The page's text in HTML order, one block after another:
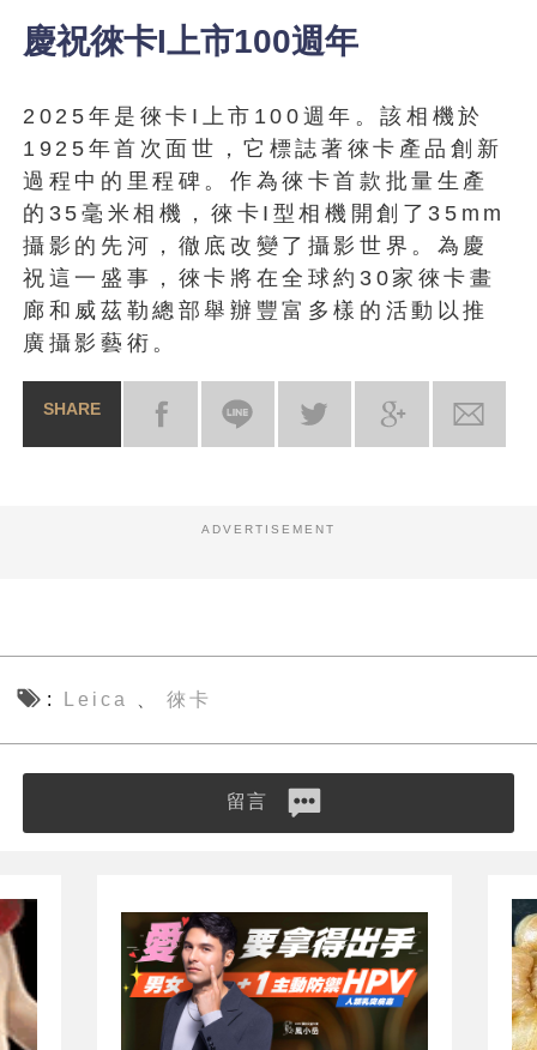
慶祝徠卡I上市100週年
2025年是徠卡I上市100週年。該相機於
1925年首次面世，它標誌著徠卡產品創新
過程中的里程碑。作為徠卡首款批量生產
的35毫米相機，徠卡I型相機開創了35mm
攝影的先河，徹底改變了攝影世界。為慶
祝這一盛事，徠卡將在全球約30家徠卡畫
廊和威茲勒總部舉辦豐富多樣的活動以推
廣攝影藝術。
SHARE
ADVERTISEMENT
Leica 、 徠卡
留言